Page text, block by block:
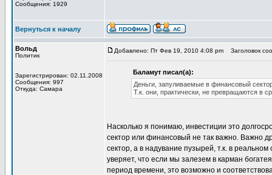
Сообщения: 1929
Вернуться к началу
Вольд
Политик
Зарегистрирован: 02.11.2008
Сообщения: 997
Откуда: Самара
Добавлено: Пт Фев 19, 2010 4:08 pm Заголовок
Баламут писал(а):
Деньги, запуливаемые в финансовый
Т.к. они, практически, не превращаются в
Насколько я понимаю, инвестиции это
сектор или финансовый не так важно. Важно
сектор, а в надувание пузырей, т.к. в
уверяет, что если мы залезем в карман
период времени, это возможно и